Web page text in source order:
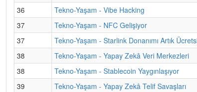
36
Tekno-Yaşam - Vibe Hacking
37
Tekno-Yaşam - NFC Gelişiyor
37
Tekno-Yaşam - Starlink Donanımı Artık
38
Tekno-Yaşam - Yapay Zekâ Veri Merkezleri
38
Tekno-Yaşam - Stablecoin Yaygınlaşıyor
39
Tekno-Yaşam - Yapay Zekâ Telif Savaşları